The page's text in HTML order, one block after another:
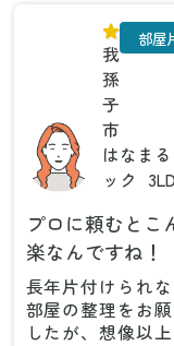
我
孫
子
市
はなまる
ック
部屋
プロに頼むとこ
楽なんですね！
長年片付けられ
部屋の整理をお願
したが、想像以